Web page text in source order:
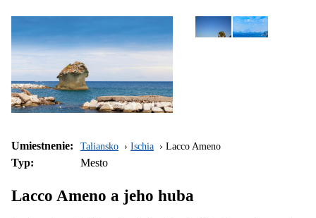
Umiestnenie: Taliansko Ischia Lacco Ameno
Typ: Mesto
Lacco Ameno a jeho huba